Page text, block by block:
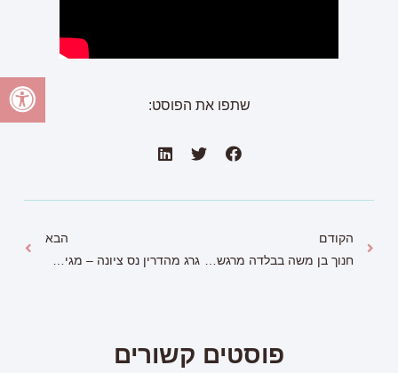
שתפו את הפוסט:
הקודם
חנוך בן משה בבלדה מרגשת – "אבא דואג להכל"
הבא
פוסטים קשורים